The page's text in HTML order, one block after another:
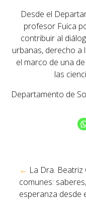
Desde el
profesor Fuica
contribuir al
urbanas, derecho a
el marco de una
las
Departamento de
entradas
← La Dra. Beatriz
comunes:
esperanza desde